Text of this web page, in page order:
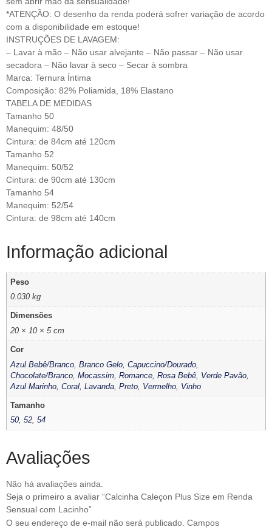
*ATENÇÃO: O desenho da renda poderá sofrer variação de acordo
com a disponibilidade em estoque!
INSTRUÇÕES DE LAVAGEM:
– Lavar à mão – Não usar alvejante – Não passar – Não usar
secadora – Não lavar à seco – Secar à sombra
Marca: Ternura Íntima
Composição: 82% Poliamida, 18% Elastano
TABELA DE MEDIDAS
Tamanho 50
Manequim: 48/50
Cintura: de 84cm até 120cm
Tamanho 52
Manequim: 50/52
Cintura: de 90cm até 130cm
Tamanho 54
Manequim: 52/54
Cintura: de 98cm até 140cm
Informação adicional
Peso
0.030 kg
Dimensões
20 × 10 × 5 cm
Cor
Azul Bebê/Branco ,Branco Gelo ,Capuccino/Dourado
Chocolate/Branco ,Mocassim ,Romance ,Rosa Bebê Verde Pavão
Azul Marinho ,Coral ,Lavanda ,Preto Vermelho Vinho
Tamanho
50,52,54
Avaliações
Não há avaliações ainda.
Seja o primeiro a avaliar “Calcinha Caleçon Plus Size em Renda
Sensual com Lacinho”
O seu endereço de e-mail não será publicado. Campos